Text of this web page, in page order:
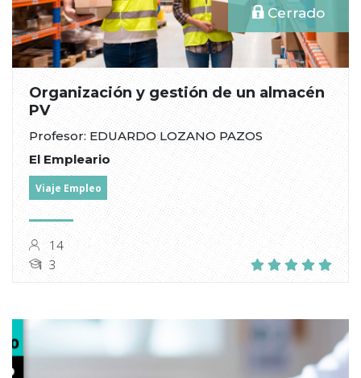
Cerrado
Organización y gestión de un almacén
PV
Profesor: EDUARDO LOZANO PAZOS
El Empleario
Viaje Empleo
14
3